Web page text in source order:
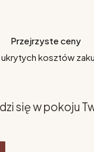
Przejrzyste ceny
kosztów
się w pokoju